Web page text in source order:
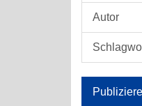
Autor